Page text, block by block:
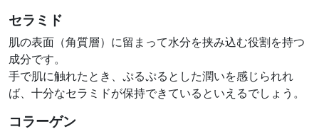
セラミド
肌の表面（角質層）に留まって水分を挟み込む役割を持つ
成分です。
手で肌に触れたとき、ぷるぷるとした潤いを感じられれ
ば、十分なセラミドが保持できているといえるでしょう。
コラーゲン